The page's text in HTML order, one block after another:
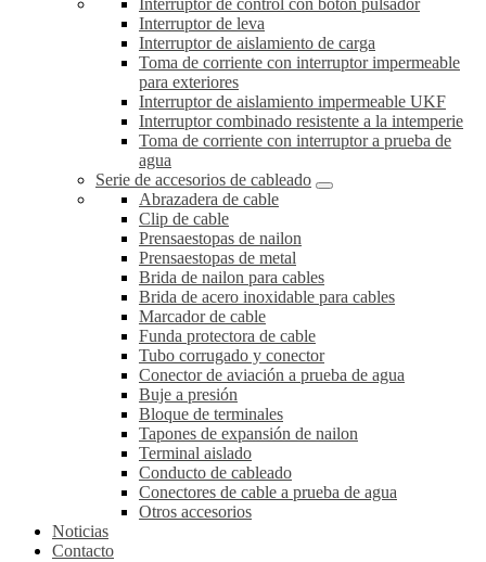
Interruptor de control con botón pulsador
Interruptor de leva
Interruptor de aislamiento de carga
Toma de corriente con interruptor impermeable
para exteriores
Interruptor de aislamiento impermeable UKF
Interruptor combinado resistente a la intemperie
Toma de corriente con interruptor a prueba de
agua
Serie de accesorios de cableado
Abrazadera de cable
Clip de cable
Prensaestopas de nailon
Prensaestopas de metal
Brida de nailon para cables
Brida de acero inoxidable para cables
Marcador de cable
Funda protectora de cable
Tubo corrugado y conector
Conector de aviación a prueba de agua
Buje a presión
Bloque de terminales
Tapones de expansión de nailon
Terminal aislado
Conducto de cableado
Conectores de cable a prueba de agua
Otros accesorios
Noticias
Contacto